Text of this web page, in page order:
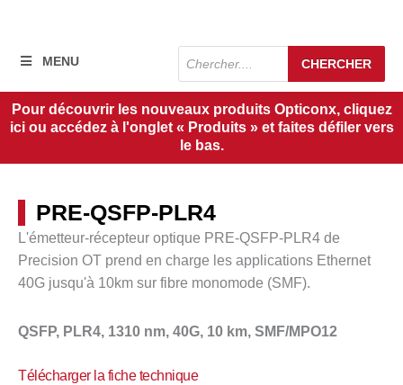
MENU
Recherche
de
produits
CHERCHER
Pour découvrir les nouveaux produits Opticonx, cliquez
ici ou accédez à l'onglet « Produits » et faites défiler vers
le bas.
PRE-QSFP-PLR4
L'émetteur-récepteur optique PRE-QSFP-PLR4 de
Precision OT prend en charge les applications Ethernet
40G jusqu'à 10km sur fibre monomode (SMF).
QSFP, PLR4, 1310 nm, 40G, 10 km, SMF/MPO12
Télécharger la fiche technique